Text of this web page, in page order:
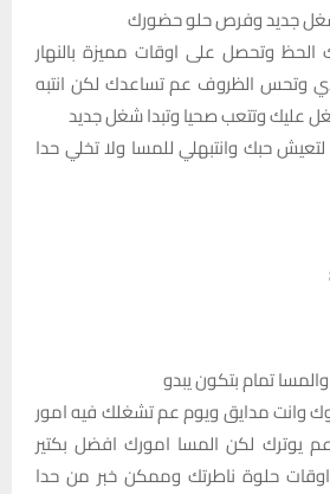
جديد وفرص حلو حضورك
وتحصل على اوقات مميزة بالنهار
وتحس الظروف عم تساعدك لكن انتبه
عليك وتتعب صحيا وتبدا شغل جديد
حبك وانتبهلي للمسا ولا تخلي حدا
تمام بتكون يبدو
وانت مدايق ويوم عم تشغلك فيه امور
يوترك لكن المسا امورك افضل بكتير
حلوة ناطرتك وممكن خبر من حدا